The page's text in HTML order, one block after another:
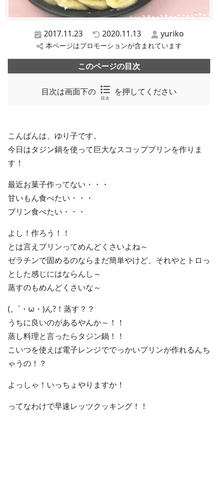
2017.11.23 2020.11.13 yuriko
本ページはプロモーションが含まれています
このページの目次
目次は画面下の
目次
を押してください
こんばんは、ゆり子です。
今日はタジン鍋を使って巨大なスコッププリンを作りま
す！
最近お菓子作ってない・・・
甘いもん食べたい・・・
プリン食べたい・・・
よし！作ろう！！
とは言えプリンってめんどくさいよね～
ゼラチンで固めるのならまだ簡単やけど、それやとトロっ
とした感じにはならんし～
蒸すのもめんどくさいな～
(。´・ω・)ん?！蒸す？？
うちに良いのがあるやんか～！！
蒸し料理と言ったらタジン鍋！！
こいつを使えば電子レンジででっかいプリンが作れるんち
ゃうの！？
よっしゃ！いっちょやりますか！
ってなわけで早速レッツクッキング！！